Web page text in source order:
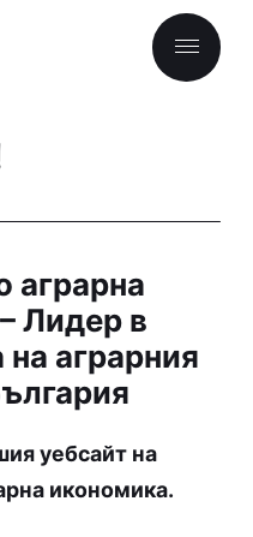
аграрна
Лидер в
на аграрния
уебсайт на
икономика.
България
България
от ЕС